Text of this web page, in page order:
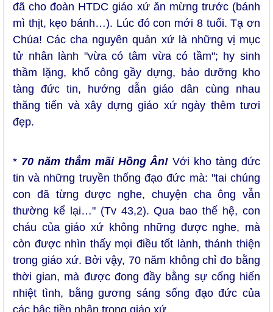
đã cho đoàn HTDC giáo xứ ăn mừng trước (bánh
mì thịt, kẹo bánh…). Lúc đó con mới 8 tuổi. Tạ ơn
Chúa! Các cha nguyên quản xứ là những vị mục
tử nhân lành "vừa có tâm vừa có tầm"; hy sinh
thầm lặng, khổ công gầy dựng, bảo dưỡng kho
tàng đức tin, hướng dẫn giáo dân cùng nhau
thăng tiến và xây dựng giáo xứ ngày thêm tươi
đẹp.
* 70 năm thắm mãi Hồng Ân! Với kho tàng đức
tin và những truyền thống đạo đức mà: "tai chúng
con đã từng được nghe, chuyện cha ông vẫn
thường kể lại…" (Tv 43,2). Qua bao thế hệ, con
cháu của giáo xứ không những được nghe, mà
còn được nhìn thấy mọi điều tốt lành, thánh thiện
trong giáo xứ. Bởi vậy, 70 năm không chỉ đo bằng
thời gian, mà được đong đầy bằng sự cống hiến
nhiệt tình, bằng gương sáng sống đạo đức của